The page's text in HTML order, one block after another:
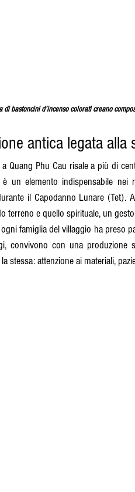
di bastoncini d’incenso colorati creano
antica legata alla
Quang Phu Cau risale a più di
è un elemento indispensabile
il Capodanno Lunare
terreno e quello spirituale, un
famiglia del villaggio ha preso
convivono con una produzione
stessa: attenzione ai materiali,